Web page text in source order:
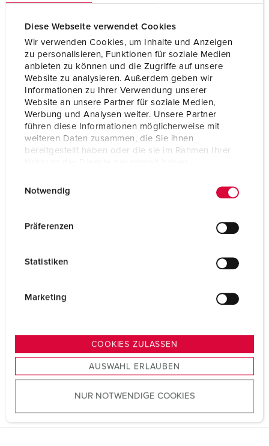
Diese Webseite verwendet Cookies
Wir verwenden Cookies, um Inhalte und Anzeigen
zu personalisieren, Funktionen für soziale Medien
anbieten zu können und die Zugriffe auf unsere
Website zu analysieren. Außerdem geben wir
Informationen zu Ihrer Verwendung unserer
Website an unsere Partner für soziale Medien,
Werbung und Analysen weiter. Unsere Partner
führen diese Informationen möglicherweise mit
weiteren Daten zusammen, die Sie ihnen
bereitgestellt haben oder die sie im Rahmen Ihrer
s
u
w
Notwendig
Präferenzen
Statistiken
Marketing
COOKIES ZULASSEN
AUSWAHL ERLAUBEN
NUR NOTWENDIGE COOKIES
CQC